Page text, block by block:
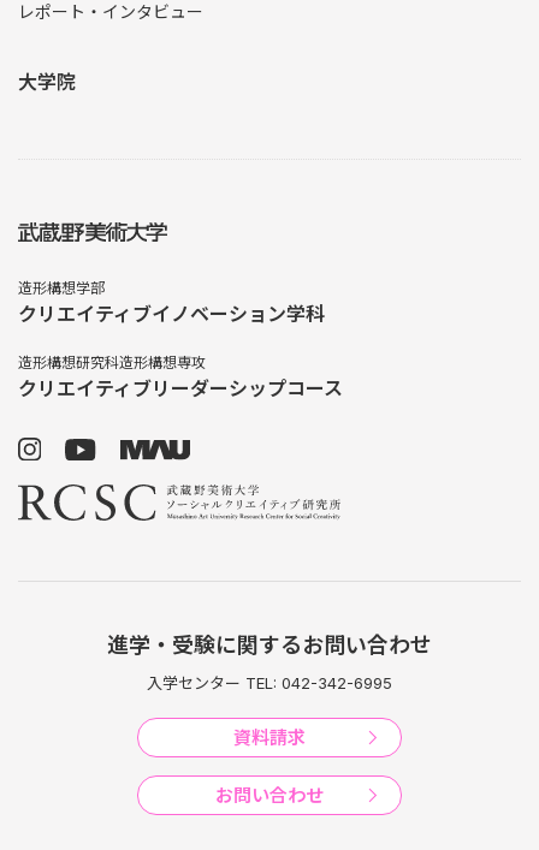
レポート・インタビュー
大学院
造形構想学部
クリエイティブイノベーション学科
造形構想研究科造形構想専攻
クリエイティブリーダーシップコース
進学・受験に関するお問い合わせ
入学センター TEL: 042-342-6995
資料請求
お問い合わせ